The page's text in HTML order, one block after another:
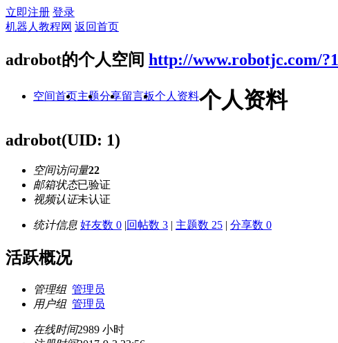
立即注册 登录
机器人教程网 返回首页
adrobot的个人空间 http://www.robotjc.com/?1
空间首页主题分享留言板个人资料个人资料
adrobot(UID: 1)
空间访问量22
邮箱状态已验证
视频认证未认证
统计信息 好友数 0 |回帖数 3 | 主题数 25 | 分享数 0
活跃概况
管理组 管理员
用户组 管理员
在线时间2989 小时